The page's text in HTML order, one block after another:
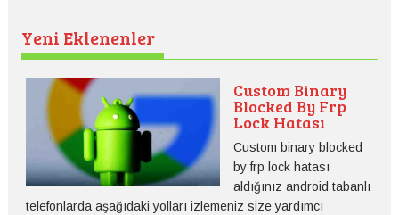
Yeni Eklenenler
Custom Binary
Blocked By Frp
Lock Hatası
Custom binary blocked
by frp lock hatası
aldığınız android tabanlı
telefonlarda aşağıdaki yolları izlemeniz size yardımcı